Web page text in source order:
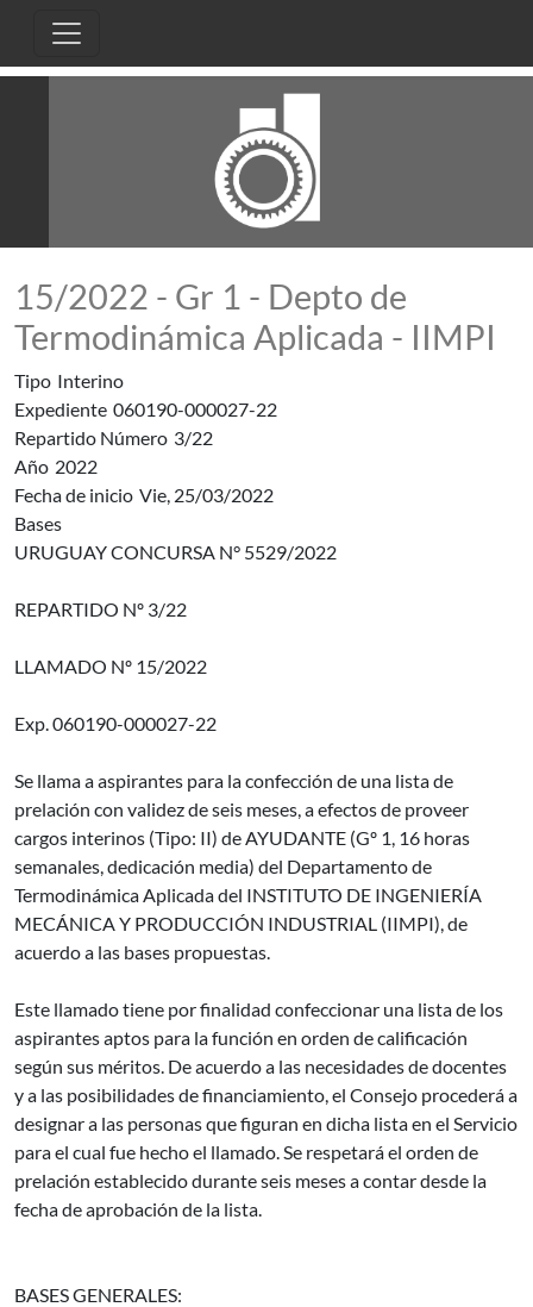
15/2022 - Gr 1 - Depto de
Termodinámica Aplicada - IIMPI
Tipo Interino
Expediente 060190-000027-22
Repartido Número 3/22
Año 2022
Fecha de inicio Vie, 25/03/2022
Bases
URUGUAY CONCURSA N° 5529/2022
REPARTIDO Nº 3/22
LLAMADO Nº 15/2022
Exp. 060190-000027-22
Se llama a aspirantes para la confección de una lista de
prelación con validez de seis meses, a efectos de proveer
cargos interinos (Tipo: II) de AYUDANTE (Gº 1, 16 horas
semanales, dedicación media) del Departamento de
Termodinámica Aplicada del INSTITUTO DE INGENIERÍA
MECÁNICA Y PRODUCCIÓN INDUSTRIAL (IIMPI), de
acuerdo a las bases propuestas.
Este llamado tiene por finalidad confeccionar una lista de los
aspirantes aptos para la función en orden de calificación
según sus méritos. De acuerdo a las necesidades de docentes
y a las posibilidades de financiamiento, el Consejo procederá a
designar a las personas que figuran en dicha lista en el Servicio
para el cual fue hecho el llamado. Se respetará el orden de
prelación establecido durante seis meses a contar desde la
fecha de aprobación de la lista.
BASES GENERALES: